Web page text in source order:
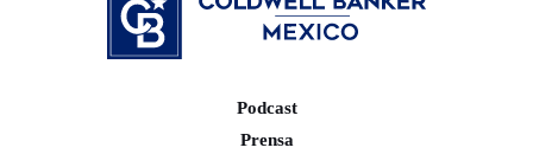
Podcast
Prensa